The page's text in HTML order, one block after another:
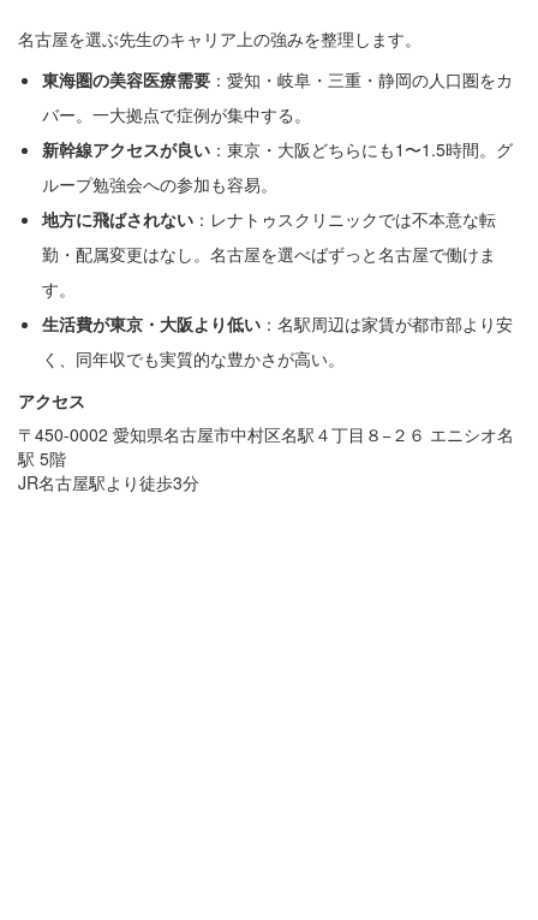
名古屋を選ぶ先生のキャリア上の強みを整理します。
東海圏の美容医療需要：愛知・岐阜・三重・静岡の人口圏をカ
バー。一大拠点で症例が集中する。
新幹線アクセスが良い：東京・大阪どちらにも1〜1.5時間。グ
ループ勉強会への参加も容易。
地方に飛ばされない：レナトゥスクリニックでは不本意な転
勤・配属変更はなし。名古屋を選べばずっと名古屋で働けま
す。
生活費が東京・大阪より低い：名駅周辺は家賃が都市部より安
く、同年収でも実質的な豊かさが高い。
アクセス
〒450-0002 愛知県名古屋市中村区名駅４丁目８−２６ エニシオ名
駅 5階
JR名古屋駅より徒歩3分